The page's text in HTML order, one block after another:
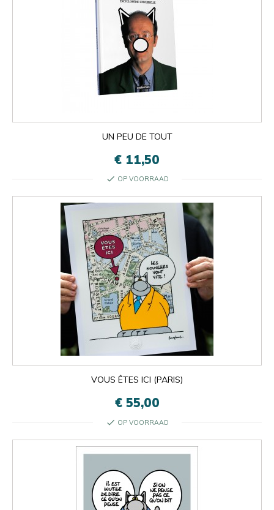
UN PEU DE TOUT
€ 11,50
check OP VOORRAAD
VOUS ÊTES ICI (PARIS)
€ 55,00
check OP VOORRAAD